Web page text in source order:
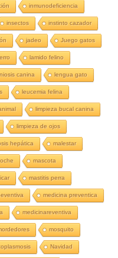
inmunodeficiencia
insectos instinto cazador
jadeo Juego gatos
lamido felino
canina lengua gato
leucemia felina
limpieza bucal canina
limpieza de ojos
hepática malestar
mascota
mastitis perra
medicina preventica
medicinareventiva
mosquito
Navidad